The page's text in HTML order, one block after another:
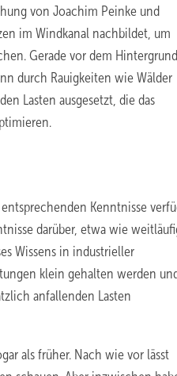
von Joachim Peinke und
im Windkanal nachbildet, um
Gerade vor dem Hintergrund
durch Rauigkeiten wie Wälder
Lasten ausgesetzt, die das
Kenntnisse
darüber, etwa wie
Wissens in industrieller
klein gehalten werden und
anfallenden Lasten
als früher. Nach wie vor lässt